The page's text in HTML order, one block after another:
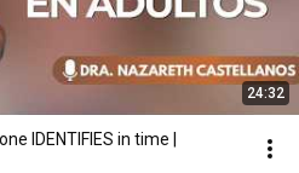
24:32
IDENTIFIES in time |